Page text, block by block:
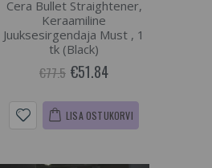
Cera Bullet Straightener,
Keraamiline
Juuksesirgendaja Must , 1
tk (Black)
€77.5 €51.84
LISA OSTUKORVI